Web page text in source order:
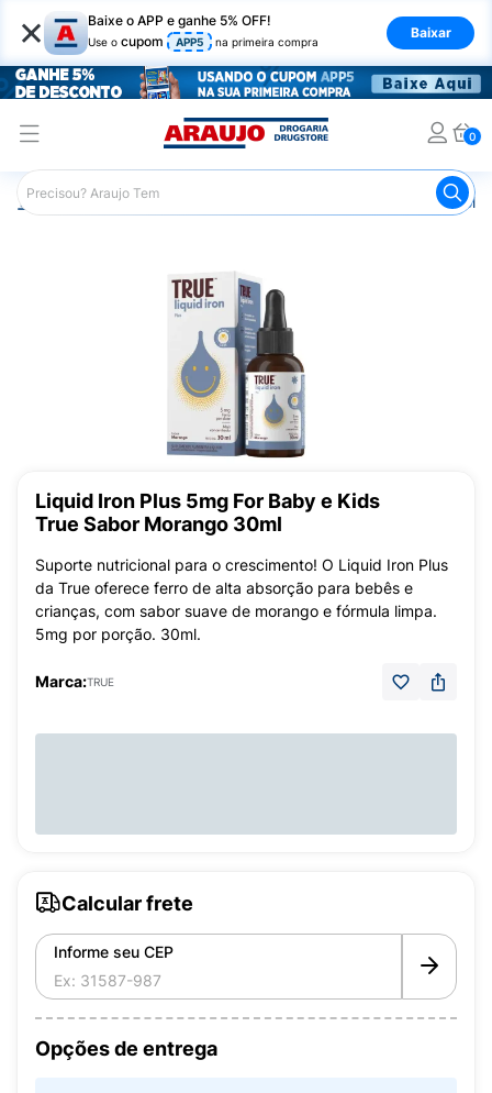
× Baixe o APP e ganhe 5% OFF!
Use o cupom APP5 na primeira compra
Baixar
0
Araujo Saúde e Bem Estar
Liquid Iron Plus 5mg For Baby e Kids
True Sabor Morango 30ml
Suporte nutricional para o crescimento! O Liquid Iron Plus
da True oferece ferro de alta absorção para bebês e
crianças, com sabor suave de morango e fórmula limpa.
5mg por porção. 30ml.
Marca:TRUE
Calcular frete
Informe seu CEP
Opções de entrega